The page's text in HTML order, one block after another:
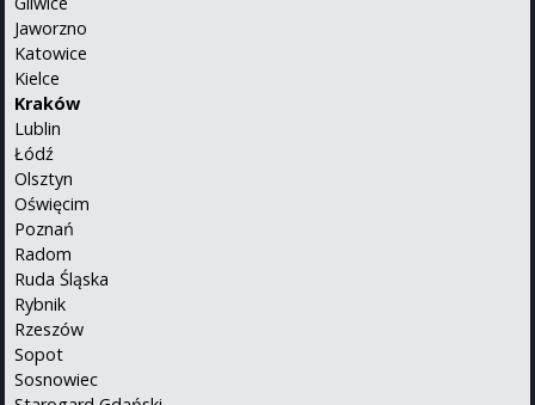
Jaworzno
Katowice
Kielce
Kraków
Lublin
Łódź
Olsztyn
Oświęcim
Poznań
Radom
Ruda Śląska
Rybnik
Rzeszów
Sopot
Sosnowiec